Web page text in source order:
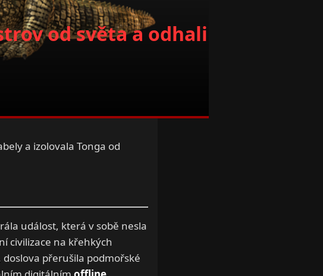
od světa a odhalil
a izolovala Tonga od
událost, která v sobě nesla
civilizace na křehkých
přerušila podmořské